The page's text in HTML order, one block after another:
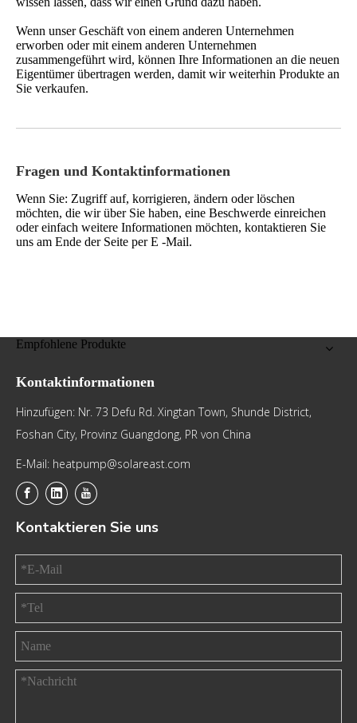
Wenn unser Geschäft von einem anderen Unternehmen
erworben oder mit einem anderen Unternehmen
zusammengeführt wird, können Ihre Informationen an die neuen
Eigentümer übertragen werden, damit wir weiterhin Produkte an
Sie verkaufen.
Fragen und Kontaktinformationen
Wenn Sie: Zugriff auf, korrigieren, ändern oder löschen
möchten, die wir über Sie haben, eine Beschwerde einreichen
oder einfach weitere Informationen möchten, kontaktieren Sie
uns am Ende der Seite per E -Mail.
Empfohlene Produkte
Kontaktinformationen
Hinzufügen: Nr. 73 Defu Rd. Xingtan Town, Shunde District,
Foshan City, Provinz Guangdong, PR von China
E-Mail: heatpump@solareast.com
Kontaktieren Sie uns